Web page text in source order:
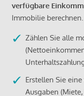
verfügbare
Immobilie
Zählen Sie alle
Erstellen Sie
Ausgaben